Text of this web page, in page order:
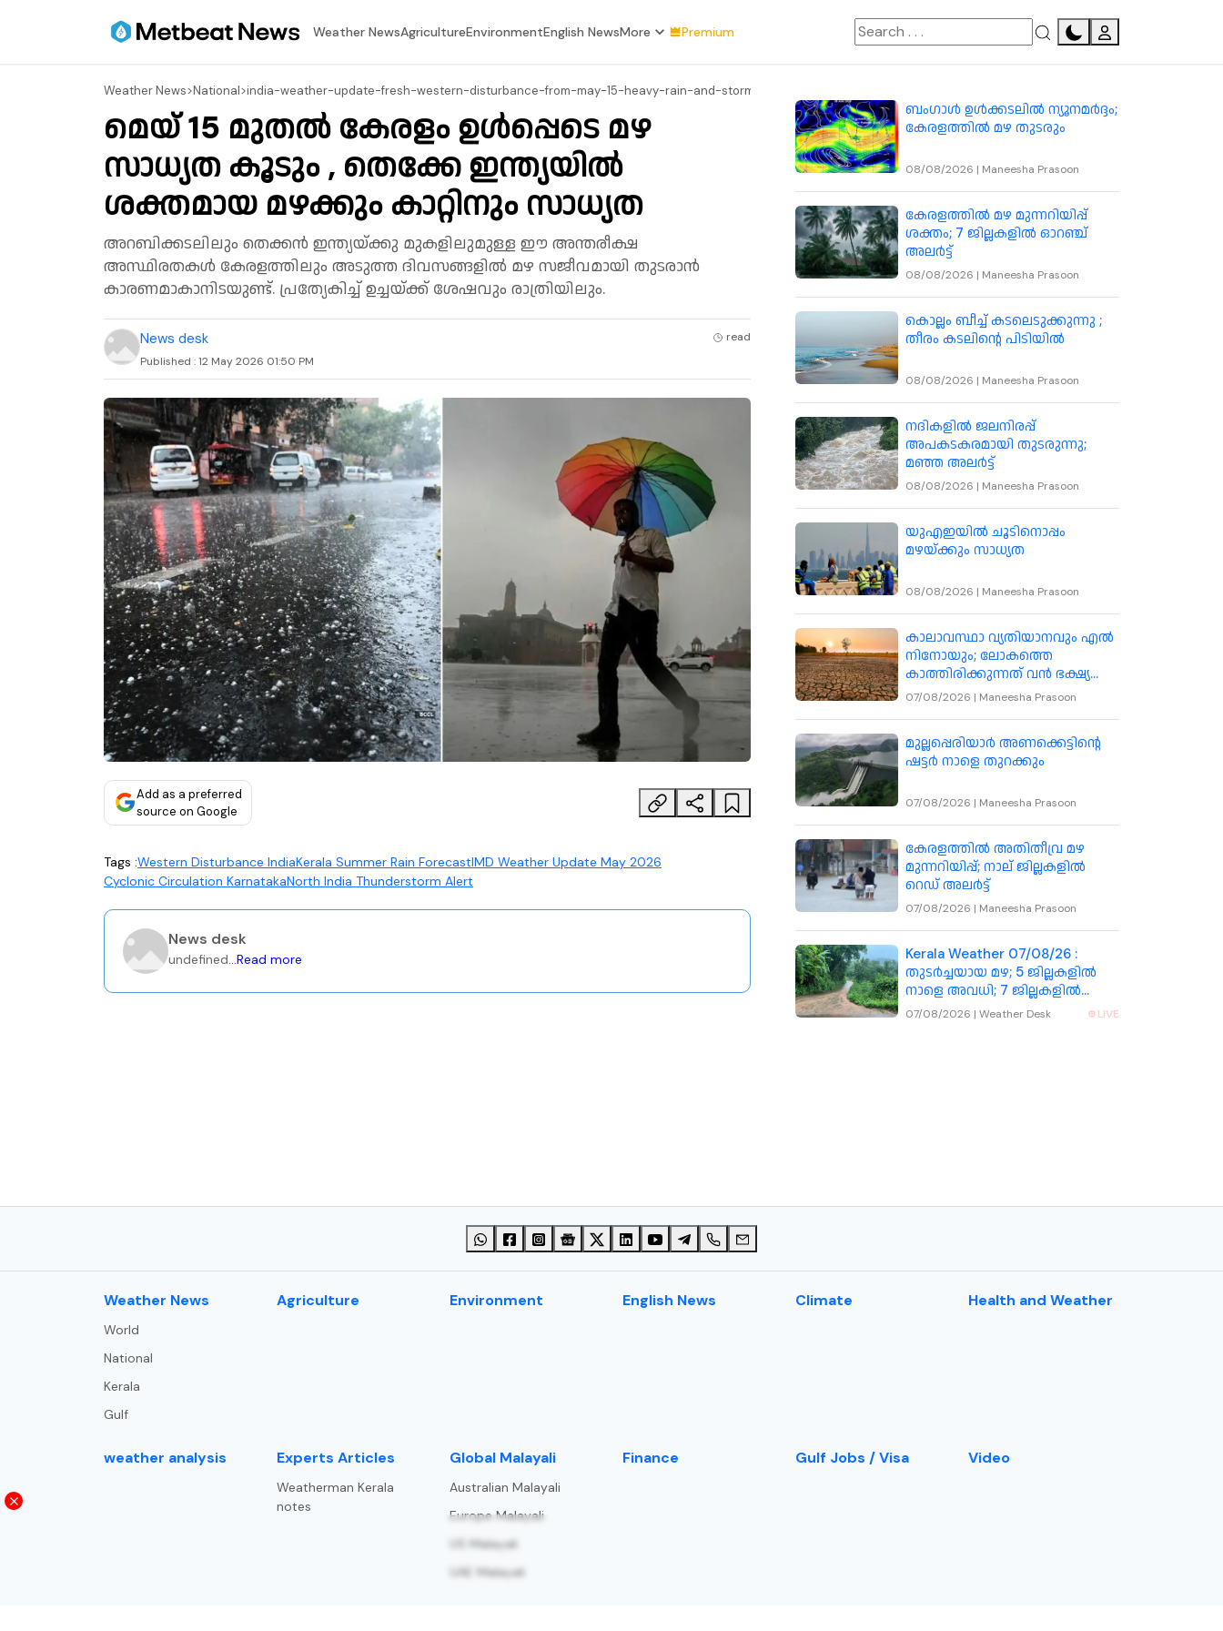
⁠Weather NewsAgricultureEnvironmentEnglish NewsMore Premium
⁠Weather News>National>india-weather-update-fresh-western-disturbance-from-may-15-heavy-rain-and-storms-predicted-for-kerala-and-north-india
മെയ് 15 മുതല്‍ കേരളം ഉള്‍പ്പെടെ മഴ
സാധ്യത കൂടും , തെക്കേ ഇന്ത്യയിൽ
ശക്തമായ മഴക്കും കാറ്റിനും സാധ്യത
അറബിക്കടലിലും തെക്കൻ ഇന്ത്യയ്ക്കു മുകളിലുമുള്ള ഈ അന്തരീക്ഷ
അസ്ഥിരതകൾ കേരളത്തിലും അടുത്ത ദിവസങ്ങളിൽ മഴ സജീവമായി തുടരാൻ
കാരണമാകാനിടയുണ്ട്. പ്രത്യേകിച്ച് ഉച്ചയ്ക്ക് ശേഷവും രാത്രിയിലും.
News desk
read
Published :12 May 2026 01:50 PM
Add as a preferred
source on Google
Tags :Western Disturbance IndiaKerala Summer Rain ForecastIMD Weather Update May 2026
Cyclonic Circulation KarnatakaNorth India Thunderstorm Alert
News desk
undefined
ബംഗാൾ ഉൾക്കടലിൽ ന്യൂനമർദ്ദം;
കേരളത്തിൽ മഴ തുടരും
08/08/2026 | Maneesha Prasoon
കേരളത്തിൽ മഴ മുന്നറിയിപ്പ്
ശക്തം; 7 ജില്ലകളിൽ ഓറഞ്ച്
അലർട്ട്
08/08/2026 | Maneesha Prasoon
കൊല്ലം ബീച്ച് കടലെടുക്കുന്നു ;
തീരം കടലിന്റെ പിടിയിൽ
08/08/2026 | Maneesha Prasoon
നദികളിൽ ജലനിരപ്പ്
അപകടകരമായി തുടരുന്നു;
മഞ്ഞ അലർട്ട്
08/08/2026 | Maneesha Prasoon
യുഎഇയിൽ ചൂടിനൊപ്പം
മഴയ്ക്കും സാധ്യത
08/08/2026 | Maneesha Prasoon
കാലാവസ്ഥാ വ്യതിയാനവും എൽ
നിനോയും; ലോകത്തെ
കാത്തിരിക്കുന്നത് വൻ ഭക്ഷ്യ
പ്രതിസന്ധി
07/08/2026 | Maneesha Prasoon
മുല്ലപ്പെരിയാർ അണക്കെട്ടിന്റെ
ഷട്ടർ നാളെ തുറക്കും
07/08/2026 | Maneesha Prasoon
കേരളത്തിൽ അതിതീവ്ര മഴ
മുന്നറിയിപ്പ്; നാല് ജില്ലകളിൽ
റെഡ് അലർട്ട്
07/08/2026 | Maneesha Prasoon
Kerala Weather 07/08/26 :
തുടർച്ചയായ മഴ; 5 ജില്ലകളിൽ
നാളെ അവധി; 7 ജില്ലകളിൽ
നാളെ ഓറഞ്ച് അലർട്ട്
07/08/2026 | Weather Desk LIVE
⁠Weather News
World
National
Kerala
Gulf
Agriculture Environment English News Climate Health and Weather
weather analysis Experts Articles
Weatherman Kerala
notes
⁠Global Malayali
Australian Malayali
Europe Malayali
US Malayali
UAE Malayali
Finance Gulf Jobs / Visa Video